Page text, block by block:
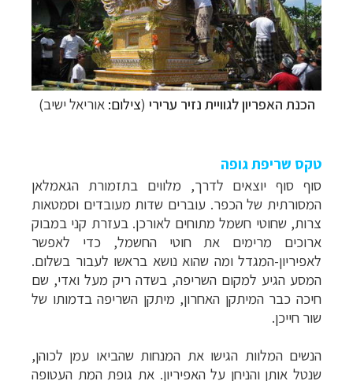
הכנת האפריון לגוויית נזיר ערירי (צילום: אוריאל ישיב)
טקס שריפת גופה
סוף סוף יוצאים לדרך, מלווים בתזמורת הגאמלאן
המסורתית של הכפר. עוברים שדות מעובדים וסמטאות
צרות, שחוטי חשמל מתוחים לאורכן. בעזרת קני במבוק
ארוכים מרימים את חוטי החשמל, כדי לאפשר
לאפיריון-המגדל ומה שהוא נושא בראשו לעבור בשלום.
המסע הגיע למקום השריפה, בשדה ריק מעל ואדי, שם
חיכה כבר המיתקן האחרון, מיתקן השריפה בדמותו של
שור חייכן.
הנשים המלוות הגישו את המנחות שהביאו עמן לכוהן,
שנטל אותן והניחן על האפיריון. את גופת המת העטופה